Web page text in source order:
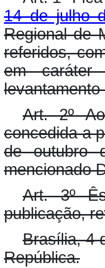
14 de julho
Regional de
referidos,
em caráter
Art. 2º
concedida a
de outubro
mencionado
Art. 3º
publicação,
Brasília, 4
República.